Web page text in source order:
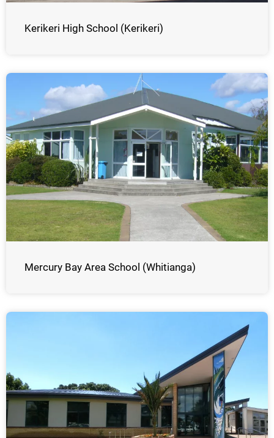
Kerikeri High School (Kerikeri)
Mercury Bay Area School (Whitianga)